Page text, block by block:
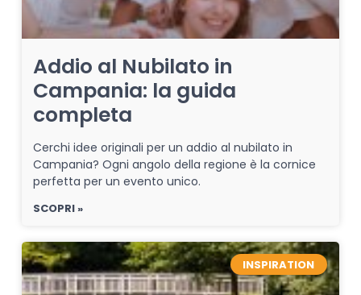
Addio al Nubilato in
Campania: la guida
completa
Cerchi idee originali per un addio al nubilato in
Campania? Ogni angolo della regione è la cornice
perfetta per un evento unico.
SCOPRI »
INSPIRATION